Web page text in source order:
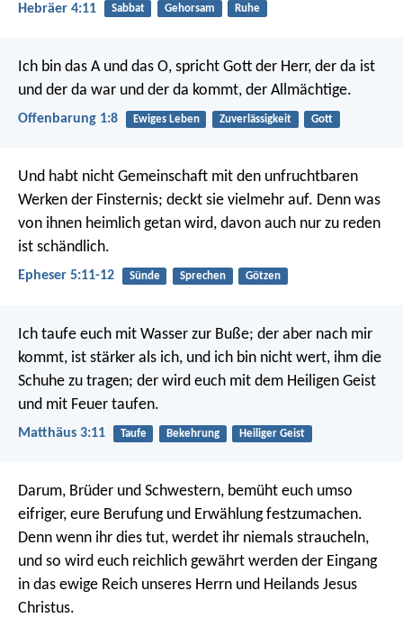
Hebräer 4:11 Sabbat Gehorsam Ruhe
Ich bin das A und das O, spricht Gott der Herr, der da ist
und der da war und der da kommt, der Allmächtige.
Offenbarung 1:8 Ewiges Leben Zuverlässigkeit Gott
Und habt nicht Gemeinschaft mit den unfruchtbaren
Werken der Finsternis; deckt sie vielmehr auf. Denn was
von ihnen heimlich getan wird, davon auch nur zu reden
ist schändlich.
Epheser 5:11-12 Sünde Sprechen Götzen
Ich taufe euch mit Wasser zur Buße; der aber nach mir
kommt, ist stärker als ich, und ich bin nicht wert, ihm die
Schuhe zu tragen; der wird euch mit dem Heiligen Geist
und mit Feuer taufen.
Matthäus 3:11 Taufe Bekehrung Heiliger Geist
Darum, Brüder und Schwestern, bemüht euch umso
eifriger, eure Berufung und Erwählung festzumachen.
Denn wenn ihr dies tut, werdet ihr niemals straucheln,
und so wird euch reichlich gewährt werden der Eingang
in das ewige Reich unseres Herrn und Heilands Jesus
Christus.